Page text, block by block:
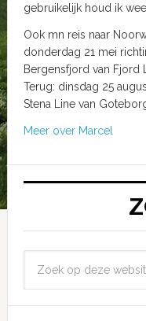
gebruikelijk houd ik
Ook mn reis naar
donderdag 21 mei
Bergensfjord van Fjord
Terug: dinsdag 25
Stena Line van
Meer over Marcel